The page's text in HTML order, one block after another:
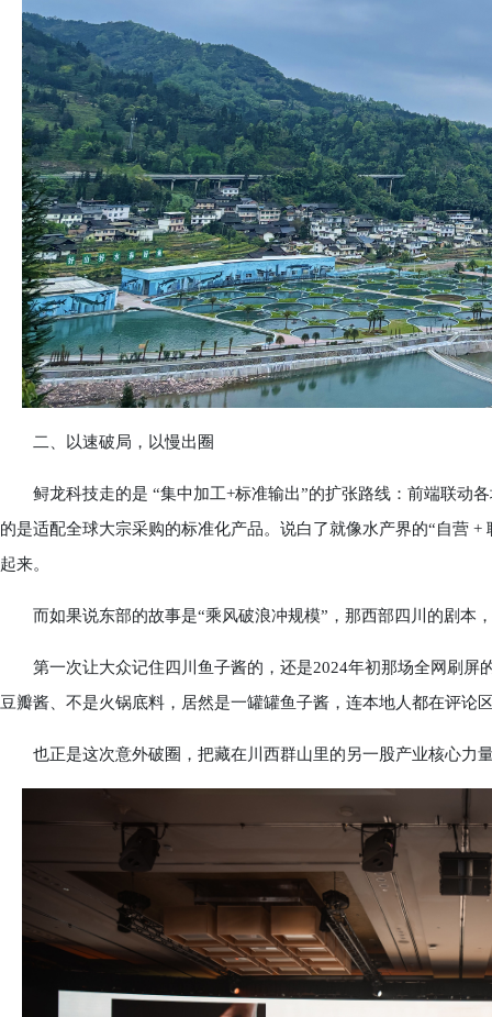
二、以速破局，以慢出圈
鲟龙科技走的是 “集中加工+标准输出”的扩张路线：前端联动
的是适配全球大宗采购的标准化产品。说白了就像水产界的“自营
起来。
而如果说东部的故事是“乘风破浪冲规模”，那西部四川的剧本
第一次让大众记住四川鱼子酱的，还是2024年初那场全网刷屏
豆瓣酱、不是火锅底料，居然是一罐罐鱼子酱，连本地人都在评论
也正是这次意外破圈，把藏在川西群山里的另一股产业核心力